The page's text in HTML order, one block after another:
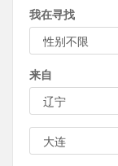
我在寻找
来自